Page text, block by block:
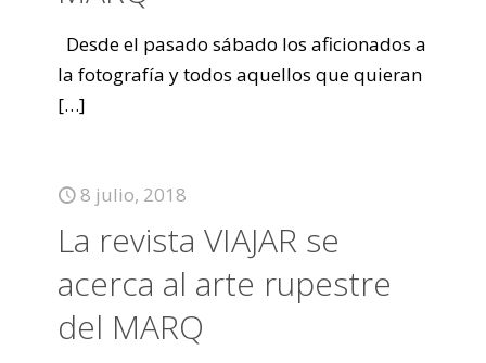
Desde el pasado sábado los aficionados a
la fotografía y todos aquellos que quieran
[…]
8 julio, 2018
La revista VIAJAR se
acerca al arte rupestre
del MARQ